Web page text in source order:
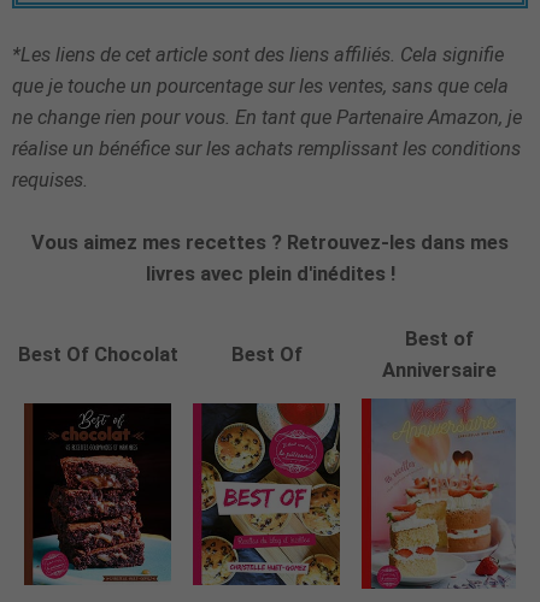
*Les liens de cet article sont des liens affiliés. Cela signifie
que je touche un pourcentage sur les ventes, sans que cela
ne change rien pour vous. En tant que Partenaire Amazon, je
réalise un bénéfice sur les achats remplissant les conditions
requises.
Vous aimez mes recettes ? Retrouvez-les dans mes
livres avec plein d'inédites !
Best Of Chocolat Best Of
Best of
Anniversaire